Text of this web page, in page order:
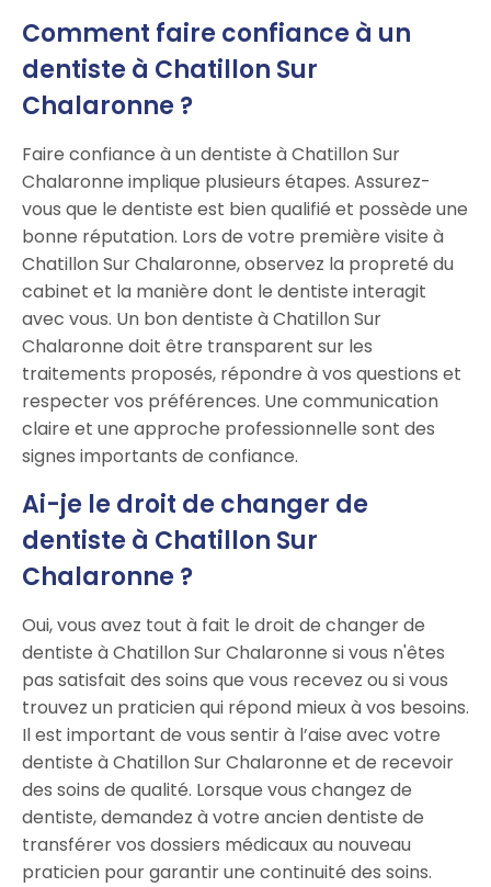
Comment faire confiance à un
dentiste à Chatillon Sur
Chalaronne ?
Faire confiance à un dentiste à Chatillon Sur
Chalaronne implique plusieurs étapes. Assurez-
vous que le dentiste est bien qualifié et possède une
bonne réputation. Lors de votre première visite à
Chatillon Sur Chalaronne, observez la propreté du
cabinet et la manière dont le dentiste interagit
avec vous. Un bon dentiste à Chatillon Sur
Chalaronne doit être transparent sur les
traitements proposés, répondre à vos questions et
respecter vos préférences. Une communication
claire et une approche professionnelle sont des
signes importants de confiance.
Ai-je le droit de changer de
dentiste à Chatillon Sur
Chalaronne ?
Oui, vous avez tout à fait le droit de changer de
dentiste à Chatillon Sur Chalaronne si vous n'êtes
pas satisfait des soins que vous recevez ou si vous
trouvez un praticien qui répond mieux à vos besoins.
Il est important de vous sentir à l’aise avec votre
dentiste à Chatillon Sur Chalaronne et de recevoir
des soins de qualité. Lorsque vous changez de
dentiste, demandez à votre ancien dentiste de
transférer vos dossiers médicaux au nouveau
praticien pour garantir une continuité des soins.